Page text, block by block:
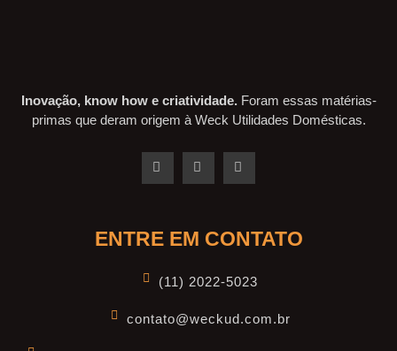
Inovação, know how e criatividade. Foram essas matérias-
primas que deram origem à Weck Utilidades Domésticas.
ENTRE EM CONTATO
(11) 2022-5023
contato@weckud.com.br